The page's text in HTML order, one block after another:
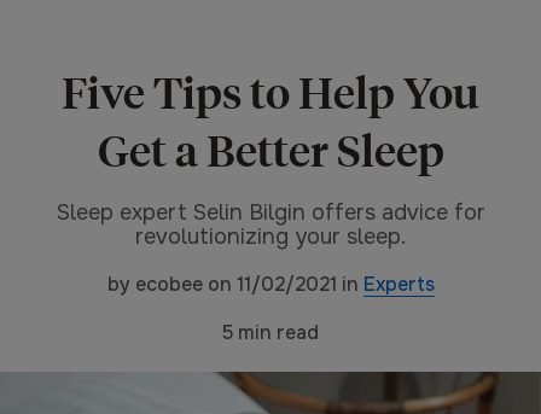
Five Tips to Help You
Get a Better Sleep
Sleep expert Selin Bilgin offers advice for
revolutionizing your sleep.
by ecobeeon 11/02/2021 in Experts
5 min read